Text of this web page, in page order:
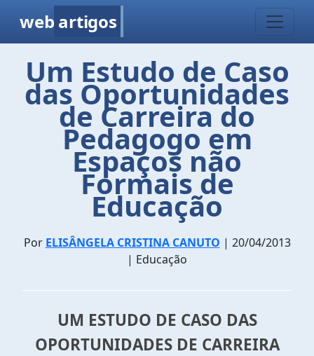
web artigos
Um Estudo de Caso
das Oportunidades
de Carreira do
Pedagogo em
Espaços não
Formais de
Educação
Por ELISÂNGELA CRISTINA CANUTO | 20/04/2013
| Educação
UM ESTUDO DE CASO DAS
OPORTUNIDADES DE CARREIRA